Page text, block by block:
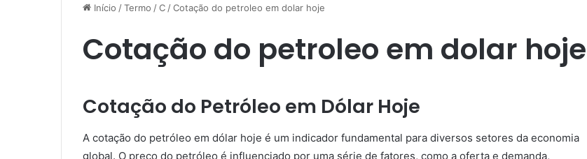
Início /Termo /C /Cotação do petroleo em dolar hoje​
Cotação do petroleo em dolar hoje​
Cotação do Petróleo em Dólar Hoje
A cotação do petróleo em dólar hoje é um indicador fundamental para diversos setores da economia
global. O preço do petróleo é influenciado por uma série de fatores, como a oferta e demanda,